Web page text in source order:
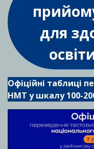
для
Офіційні таблиці
НМТ у шкалу 100-